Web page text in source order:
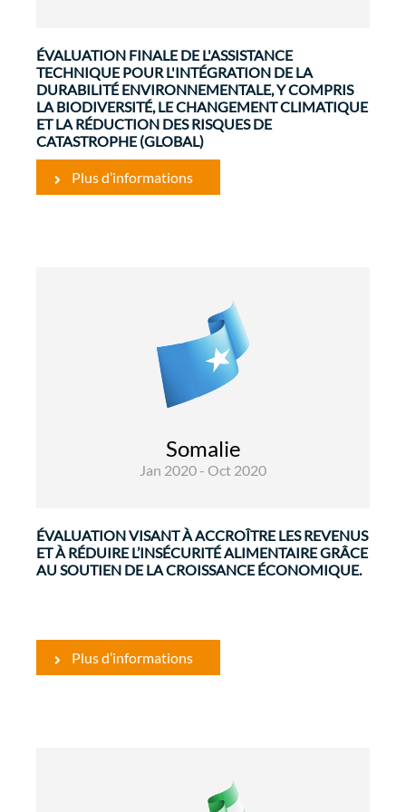
ÉVALUATION FINALE DE L'ASSISTANCE
TECHNIQUE POUR L'INTÉGRATION DE LA
DURABILITÉ ENVIRONNEMENTALE, Y COMPRIS
LA BIODIVERSITÉ, LE CHANGEMENT CLIMATIQUE
ET LA RÉDUCTION DES RISQUES DE
CATASTROPHE (GLOBAL)
Plus d’informations
Somalie
Jan 2020 - Oct 2020
Développement Rural et Sécurité
Evaluations
été évalué en fonction des 5 critères du CAD, à
ÉVALUATION VISANT À ACCROÎTRE LES REVENUS
ET À RÉDUIRE L’INSÉCURITÉ ALIMENTAIRE GRÂCE
AU SOUTIEN DE LA CROISSANCE ÉCONOMIQUE.
Plus d’informations
Développement Rural et Sécurité